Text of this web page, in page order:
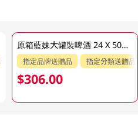
分類送贈品
原箱藍妹大罐裝啤酒 24 X 500ML
指定品牌送贈品 指定分類送贈品
$306.00